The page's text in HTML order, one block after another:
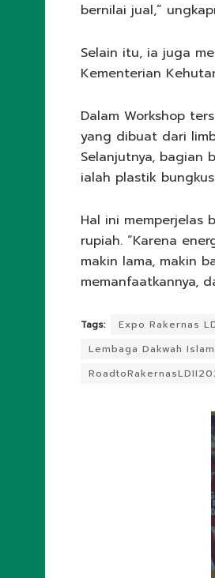
bernilai jual,”
Selain itu, ia juga
Kementerian
Dalam Workshop
yang dibuat dari
Selanjutnya, bagian
ialah plastik
Hal ini memperjelas
rupiah. “Karena
makin lama, makin
memanfaatkannya,
Tags: Expo Rakernas
Lembaga Dakwah